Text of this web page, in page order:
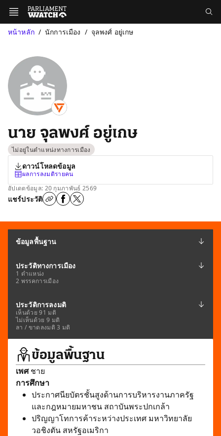
หน้าหลัก นักการเมือง จุลพงศ์ อยู่เกษ
นาย จุลพงศ์ อยู่เกษ
ไม่อยู่ในตำแหน่งทางการเมือง
ดาวน์โหลดข้อมูล
ผลการลงมติรายคน
อัปเดตข้อมูล: 20 กุมภาพันธ์ 2569
แชร์ประวัติ
ข้อมูลพื้นฐาน
ประวัติทางการเมือง
1 ตำแหน่ง
2 พรรคการเมือง
ประวัติการลงมติ
เห็นด้วย 91 มติ
ไม่เห็นด้วย 9 มติ
ลา / ขาดลงมติ 3 มติ
ข้อมูลพื้นฐาน
เพศชาย
การศึกษา
ประกาศนียบัตรชั้นสูงด้านการบริหารงานภาครัฐ
และกฎหมายมหาชน สถาบันพระปกเกล้า
ปริญญาโทการค้าระหว่างประเทศ มหาวิทยาลัย
วอชิงตัน สหรัฐอเมริกา